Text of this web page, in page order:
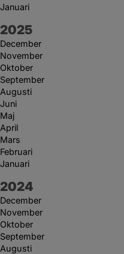
Januari
År:
2025
December
November
Oktober
September
Augusti
Juni
Maj
April
Mars
Februari
Januari
År:
2024
December
November
Oktober
September
Augusti